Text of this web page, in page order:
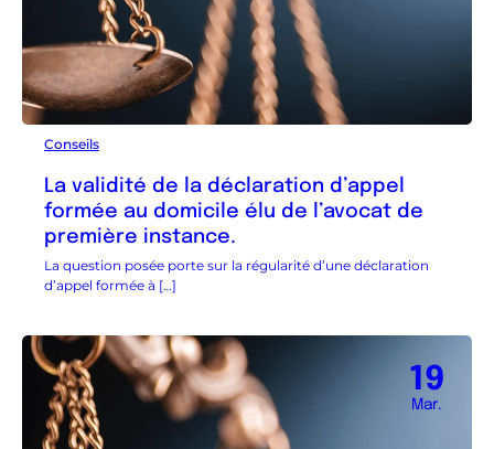
Conseils
La validité de la déclaration d’appel
formée au domicile élu de l’avocat de
première instance.
La question posée porte sur la régularité d’une déclaration
d’appel formée à […]
19
Mar.